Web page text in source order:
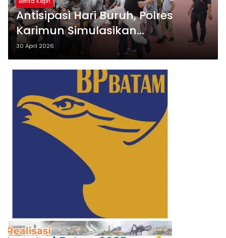
Antisipasi Hari Buruh, Polres
Karimun Simulasikan
Pengendalian Unjuk Rasa dari
Damai hingga Ricuh
30 April 2026